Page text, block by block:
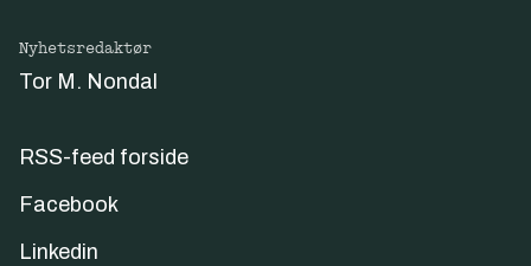
Nyhetsredaktør
Tor M. Nondal
RSS-feed forside
Facebook
Linkedin